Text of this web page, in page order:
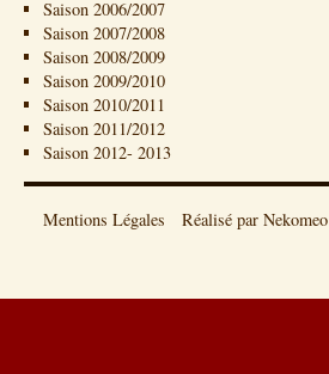
Saison 2006/2007
Saison 2007/2008
Saison 2008/2009
Saison 2009/2010
Saison 2010/2011
Saison 2011/2012
Saison 2012- 2013
Mentions Légales Réalisé par Nekomeo